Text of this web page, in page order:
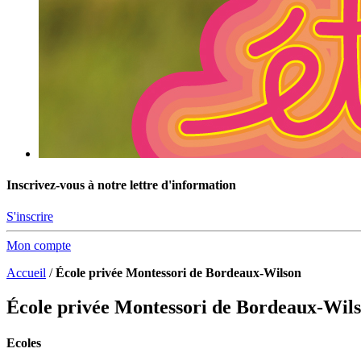
Inscrivez-vous à notre lettre d'information
S'inscrire
Mon compte
Accueil /École privée Montessori de Bordeaux-Wilson
École privée Montessori de Bordeaux-
Ecoles